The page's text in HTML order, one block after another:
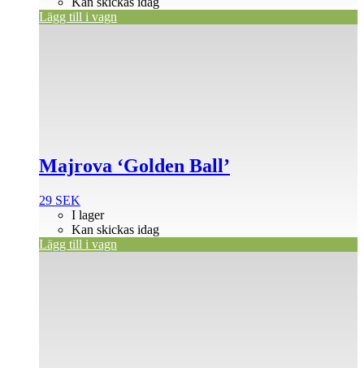
Lägg till i vagn
Majrova ‘Golden Ball’
29 SEK
I lager
Kan skickas idag
Lägg till i vagn